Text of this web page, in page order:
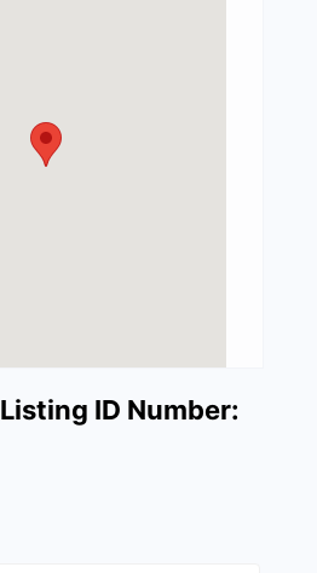
Listing ID Number: